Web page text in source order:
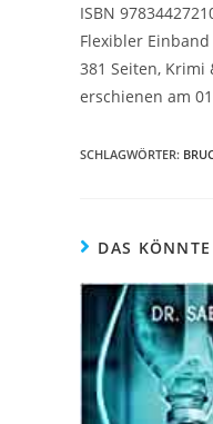
ISBN
Flexibler Einband
381 Seiten, Krimi
erschienen am
SCHLAGWÖRTER:
DAS